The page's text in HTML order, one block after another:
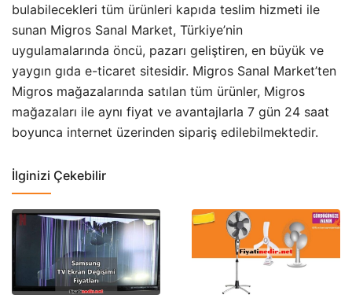
bulabilecekleri tüm ürünleri kapıda teslim hizmeti ile
sunan Migros Sanal Market, Türkiye’nin
uygulamalarında öncü, pazarı geliştiren, en büyük ve
yaygın gıda e-ticaret sitesidir. Migros Sanal Market’ten
Migros mağazalarında satılan tüm ürünler, Migros
mağazaları ile aynı fiyat ve avantajlarla 7 gün 24 saat
boyunca internet üzerinden sipariş edilebilmektedir.
İlginizi Çekebilir